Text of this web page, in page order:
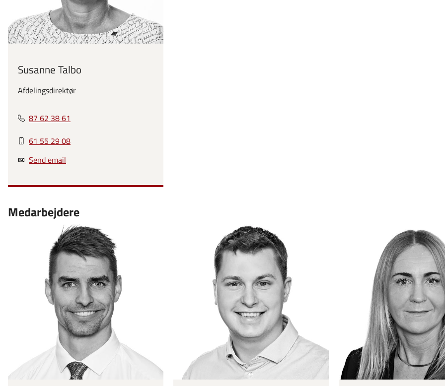
Susanne Talbo
Afdelingsdirektør
87 62 38 61
61 55 29 08
Send email
Medarbejdere